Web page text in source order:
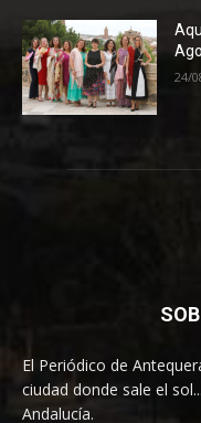
24/
El Periódico de
ciudad donde sale el
Andalucía.